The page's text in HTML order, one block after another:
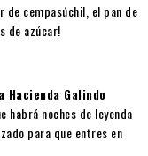
cempasúchil, el pan de
de azúcar!
Hacienda Galindo
habrá noches de leyenda
para que entres en